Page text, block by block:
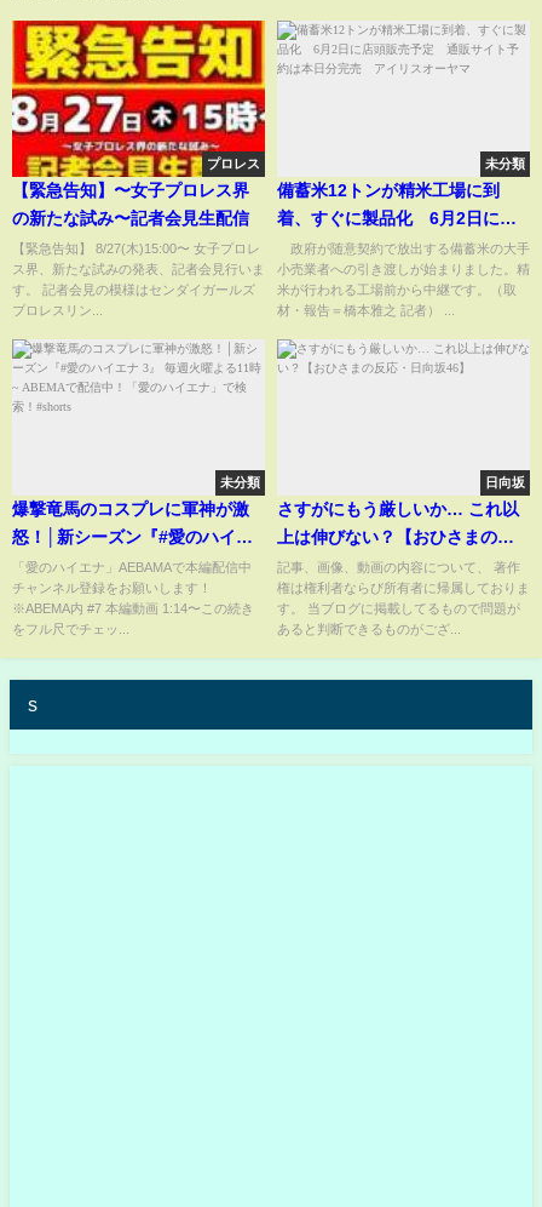
魂インタビュー#22】
プロレス
【緊急告知】〜女子プロレス界
の新たな試み〜記者会見生配信
【緊急告知】 8/27(木)15:00〜 女子プロレ
ス界、新たな試みの発表、記者会見行いま
す。 記者会見の模様はセンダイガールズ
プロレスリン...
未分類
備蓄米12トンが精米工場に到
着、すぐに製品化 6月2日に店
頭販売予定 通販サイト予約は
本日分完売 アイリスオーヤマ
政府が随意契約で放出する備蓄米の大手
小売業者への引き渡しが始まりました。精
米が行われる工場前から中継です。（取
材・報告＝橋本雅之 記者） ...
未分類
爆撃竜馬のコスプレに軍神が激
怒！│新シーズン『#愛のハイエ
ナ 3』 毎週火曜よる11時~
ABEMAで配信中！「愛のハイエ
ナ」で検索！#shorts
「愛のハイエナ」AEBAMAで本編配信中
チャンネル登録をお願いします！
※ABEMA内 #7 本編動画 1:14〜この続き
をフル尺でチェッ...
日向坂
さすがにもう厳しいか… これ以
上は伸びない？【おひさまの反
応・日向坂46】
記事、画像、動画の内容について、 著作
権は権利者ならび所有者に帰属しておりま
す。 当ブログに掲載してるもので問題が
あると判断できるものがござ...
s